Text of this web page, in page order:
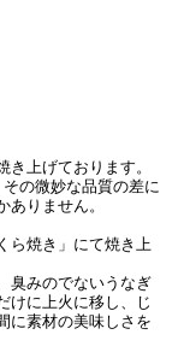
上げております。
の微妙な品質の差に
りません。
ら焼き」にて焼き上
臭みのでないうなぎ
けに上火に移し、じ
に素材の美味しさを